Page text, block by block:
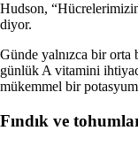
Hudson,
diyor.
Günde yalnızca bir orta
günlük A vitamini
mükemmel bir potasyum
Fındık ve